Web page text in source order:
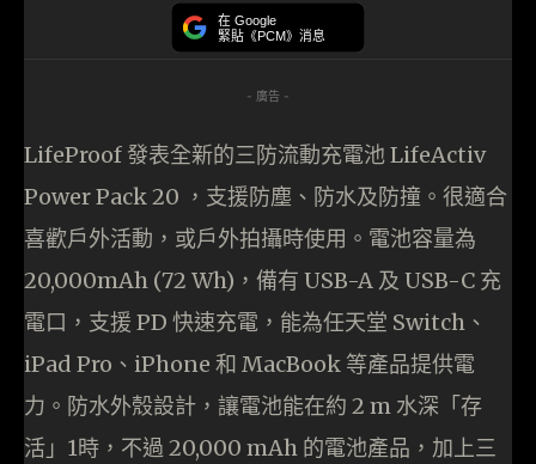
在 Google
緊貼《PCM》消息
- 廣告 -
LifeProof 發表全新的三防流動充電池 LifeActiv
Power Pack 20 ，支援防塵、防水及防撞。很適合
喜歡戶外活動，或戶外拍攝時使用。電池容量為
20,000mAh (72 Wh)，備有 USB-A 及 USB-C 充
電口，支援 PD 快速充電，能為任天堂 Switch、
iPad Pro、iPhone 和 MacBook 等產品提供電
力。防水外殼設計，讓電池能在約 2 m 水深「存
活」1時，不過 20,000 mAh 的電池產品，加上三